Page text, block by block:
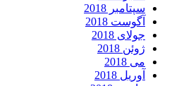
سپتامبر 2018
آگوست 2018
جولای 2018
ژوئن 2018
می 2018
آوریل 2018